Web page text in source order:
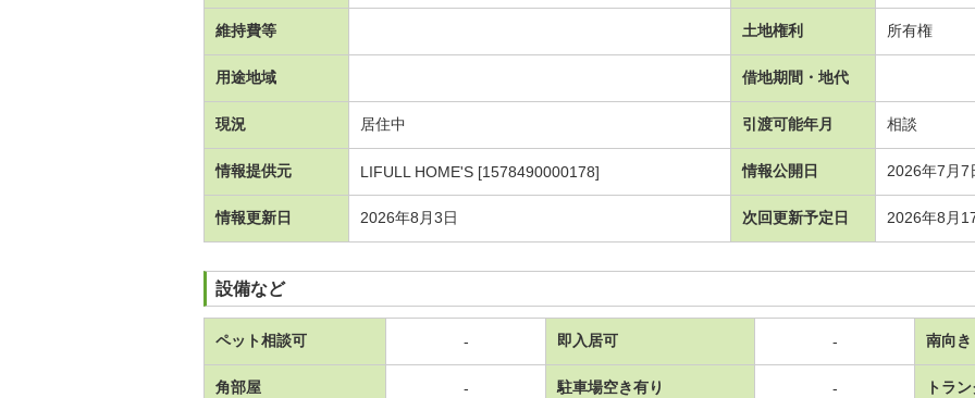
維持費等 土地権利 所有権
用途地域 借地期間・地代
現況 居住中 引渡可能年月 相談
情報提供元 LIFULL HOME'S [1578490000178] 情報公開日 2026年7月7
情報更新日 2026年8月3日 次回更新予定日 2026年8月
設備など
ペット相談可 - 即入居可 - 南向き
角部屋 - 駐車場空き有り - トラ